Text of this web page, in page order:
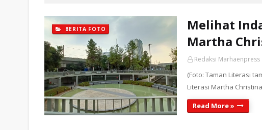
BERITA FOTO
Melihat
Martha
Redaksi Marhaenpress
(Foto: Taman Literasi
Literasi Martha
Read More »